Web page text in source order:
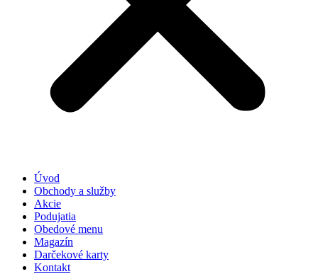
Úvod
Obchody a služby
Akcie
Podujatia
Obedové menu
Magazín
Darčekové karty
Kontakt